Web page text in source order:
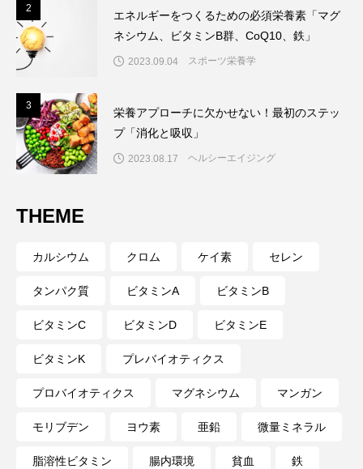
2
エネルギーをつくるための必須栄養素「マグ
ネシウム、ビタミンB群、CoQ10、鉄」
2023.09.04 スポーツ栄養学
3
栄養アプローチに欠かせない！最初のステッ
プ「消化と吸収」
2023.08.17 ヘルシーエイジング
THEME
カルシウム クロム ケイ素 セレン
タンパク質 ビタミンA ビタミンB
ビタミンC ビタミンD ビタミンE
ビタミンK プレバイオティクス
プロバイオティクス マグネシウム マンガン
モリブデン ヨウ素 亜鉛 微量ミネラル
脂溶性ビタミン 腸内環境 貧血 鉄